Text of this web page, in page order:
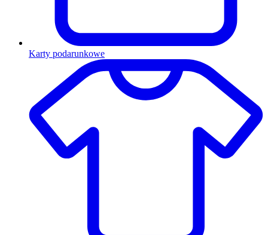
Karty podarunkowe